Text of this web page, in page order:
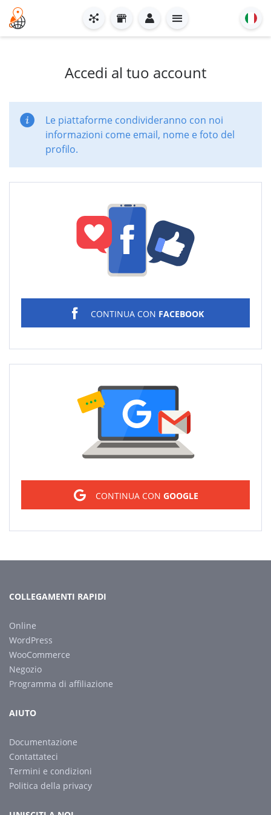
Accedi al tuo account
Le piattaforme condivideranno con noi
informazioni come email, nome e foto del
profilo.
CONTINUA CON FACEBOOK
CONTINUA CON GOOGLE
COLLEGAMENTI RAPIDI
Online
WordPress
WooCommerce
Negozio
Programma di affiliazione
AIUTO
Documentazione
Contattateci
Termini e condizioni
Politica della privacy